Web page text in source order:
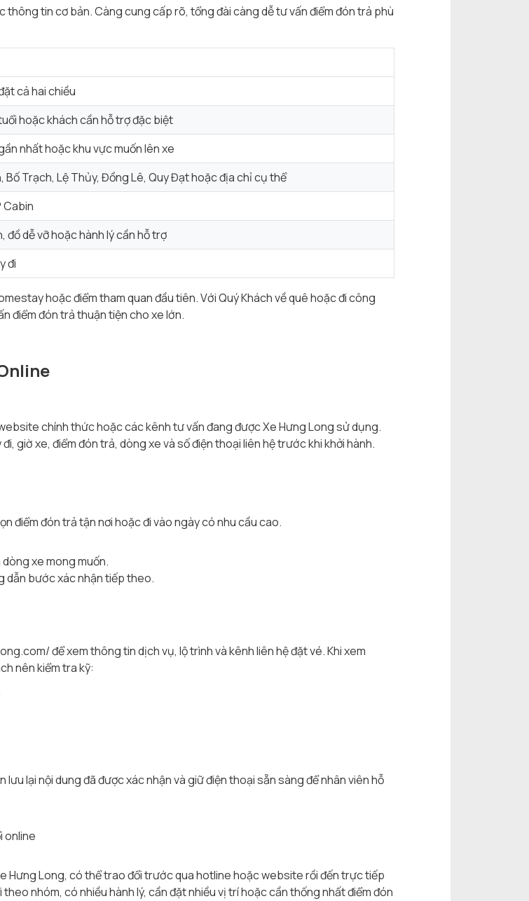
thông tin cơ bản. Càng cung cấp rõ, tổng đài càng dễ tư vấn điểm đón trả phù
cả hai chiều
hoặc khách cần hỗ trợ đặc biệt
nhất hoặc khu vực muốn lên xe
Bố Trạch, Lệ Thủy, Đồng Lê, Quy Đạt hoặc địa chỉ cụ thể
Cabin
đồ dễ vỡ hoặc hành lý cần hỗ trợ
đi
hoặc điểm tham quan đầu tiên. Với Quý Khách về quê hoặc đi công
điểm đón trả thuận tiện cho xe lớn.
chính thức hoặc các kênh tư vấn đang được Xe Hưng Long sử dụng.
giờ xe, điểm đón trả, dòng xe và số điện thoại liên hệ trước khi khởi hành.
điểm đón trả tận nơi hoặc đi vào ngày có nhu cầu cao.
xe mong muốn.
dẫn bước xác nhận tiếp theo.
để xem thông tin dịch vụ, lộ trình và kênh liên hệ đặt vé. Khi xem
nên kiểm tra kỹ:
lại nội dung đã được xác nhận và giữ điện thoại sẵn sàng để nhân viên hỗ
online
Hưng Long, có thể trao đổi trước qua hotline hoặc website rồi đến trực tiếp
nhóm, có nhiều hành lý, cần đặt nhiều vị trí hoặc cần thống nhất điểm đón